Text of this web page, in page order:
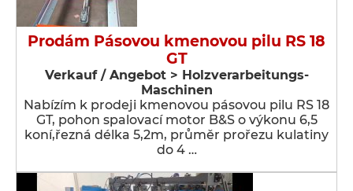
Prodám Pásovou kmenovou pilu RS 18
GT
Verkauf / Angebot > Holzverarbeitungs-
Maschinen
Nabízím k prodeji kmenovou pásovou pilu RS 18
GT, pohon spalovací motor B&S o výkonu 6,5
koní,řezná délka 5,2m, průměr prořezu kulatiny
do 4 …